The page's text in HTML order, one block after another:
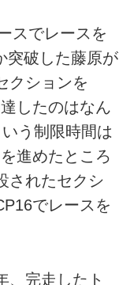
スでレースを
突破した藤原が
クションを
したのはなん
う制限時間は
進めたところ
されたセクシ
でレースを
、完走したト